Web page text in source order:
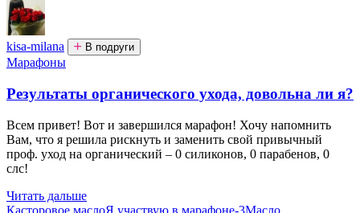
kisa-milana В подруги
Марафоны
Результаты органического ухода, довольна ли я?
Всем привет! Вот и завершился марафон! Хочу напомнить
Вам, что я решила рискнуть и заменить свой привычный
проф. уход на органический – 0 силиконов, 0 парабенов, 0
слс!
Читать дальше
Касторовое маслоЯ участвую в марафоне-3Масло